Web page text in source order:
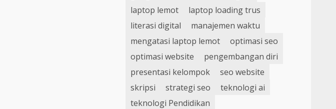
laptop lemot
laptop loading trus
literasi digital
manajemen waktu
mengatasi laptop lemot
optimasi seo
optimasi website
pengembangan diri
presentasi kelompok
seo website
skripsi
strategi seo
teknologi ai
teknologi Pendidikan